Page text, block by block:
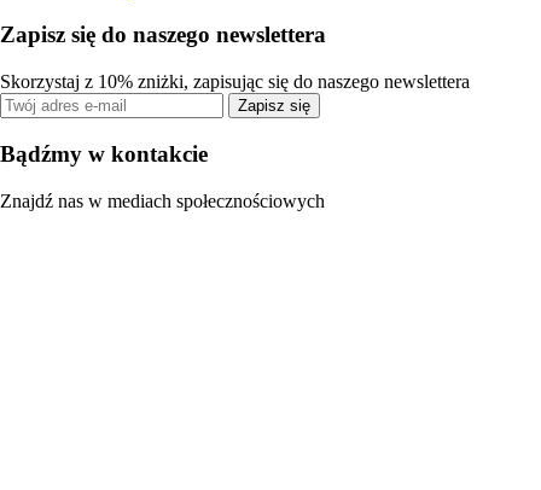
Zapisz się do naszego newslettera
Skorzystaj z 10% zniżki, zapisując się do naszego newslettera
Zapisz się
Bądźmy w kontakcie
Znajdź nas w mediach społecznościowych